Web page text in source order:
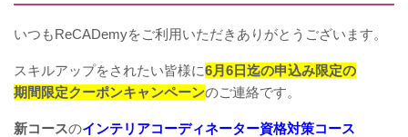
いつもReCADemyをご利用いただきありがとうございます。
スキルアップをされたい皆様に6月6日迄の申込み限定の
期間限定クーポンキャンペーンのご連絡です。
新コースのインテリアコーディネーター資格対策コース